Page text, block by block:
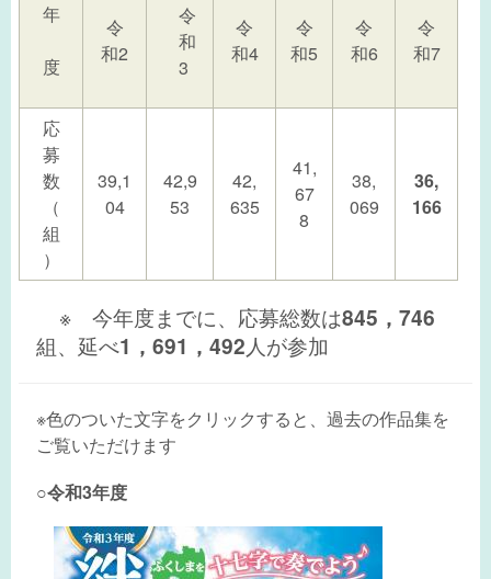
年
度
令
和2
令
和
3
令
和4
令
和5
令
和6
令
和7
応
募
数
（
組
）
39,1
04
42,9
53
42,
635
41,
67
8
38,
069
36,
166
※ 今年度までに、応募総数は845，746
組、延べ1，691，492人が参加
※色のついた文字をクリックすると、過去の作品集を
ご覧いただけます
○令和3年度